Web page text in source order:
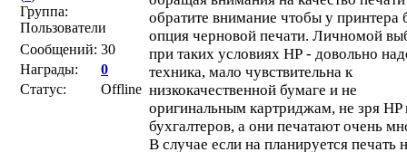
Группа:
Пользователи
Сообщений: 30
Награды:
0
Статус:
Offline
обратите внимание чтобы у принтера
опция черновой печати. Личномой
при таких условиях НР - довольно
техника, мало чувствительна к
низкокачественной бумаге и не
оригинальным картриджам, не зря HP
бухгалтеров, а они печатают очень
В случае если на планируется печать